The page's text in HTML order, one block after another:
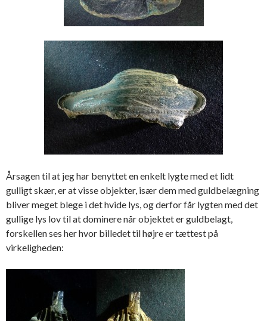
Årsagen til at jeg har benyttet en enkelt lygte med et lidt
gulligt skær, er at visse objekter, især dem med guldbelægning
bliver meget blege i det hvide lys, og derfor får lygten med det
gullige lys lov til at dominere når objektet er guldbelagt,
forskellen ses her hvor billedet til højre er tættest på
virkeligheden: